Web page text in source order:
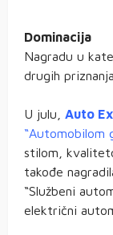
Dominacija
Nagradu u
drugih
U julu, Auto
“Automobilom
stilom,
takođe
“Službeni
električni